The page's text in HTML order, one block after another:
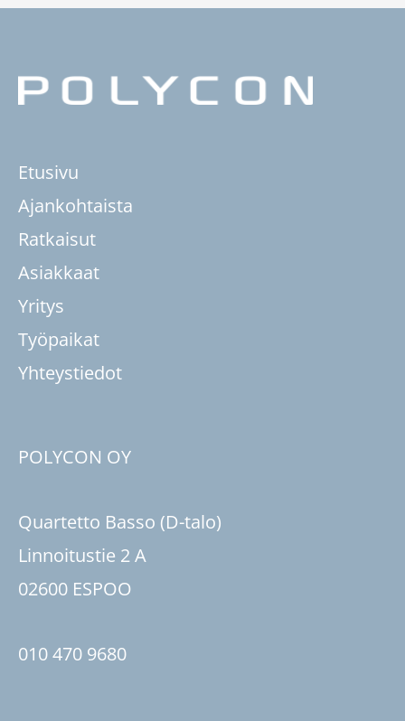
Etusivu
Ajankohtaista
Ratkaisut
Asiakkaat
Yritys
Työpaikat
Yhteystiedot
POLYCON OY
Quartetto Basso (D-talo)
Linnoitustie 2 A
02600 ESPOO
010 470 9680